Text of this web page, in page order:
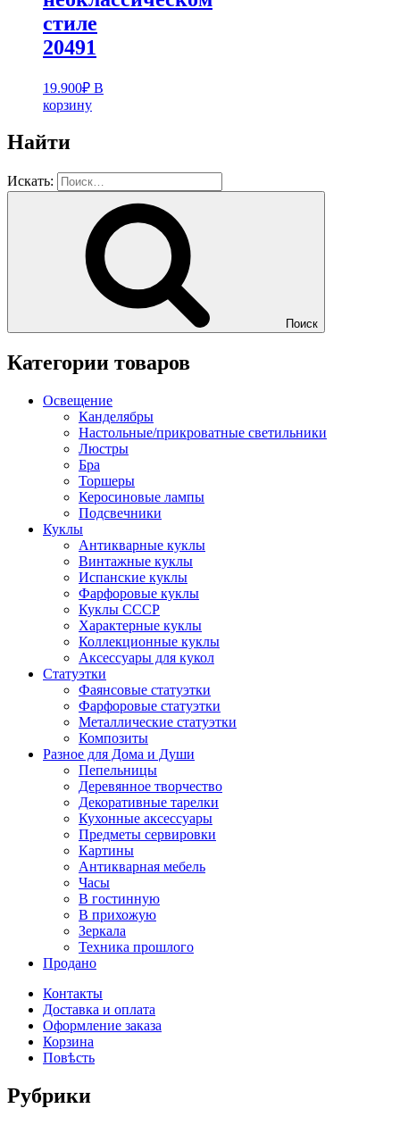
стиле
20491
19.900₽ В
корзину
Найти
Искать:
Поиск
Категории товаров
Освещение
Канделябры
Настольные/прикроватные светильники
Люстры
Бра
Торшеры
Керосиновые лампы
Подсвечники
Куклы
Антикварные куклы
Винтажные куклы
Испанские куклы
Фарфоровые куклы
Куклы СССР
Характерные куклы
Коллекционные куклы
Аксессуары для кукол
Статуэтки
Фаянсовые статуэтки
Фарфоровые статуэтки
Металлические статуэтки
Композиты
Разное для Дома и Души
Пепельницы
Деревянное творчество
Декоративные тарелки
Кухонные аксессуары
Предметы сервировки
Картины
Антикварная мебель
Часы
В гостинную
В прихожую
Зеркала
Техника прошлого
Продано
Контакты
Доставка и оплата
Оформление заказа
Корзина
Повѣсть
Рубрики